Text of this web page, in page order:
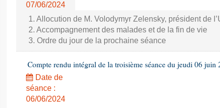
07/06/2024
1. Allocution de M. Volodymyr Zelensky, président de
2. Accompagnement des malades et de la fin de vie
3. Ordre du jour de la prochaine séance
Compte rendu intégral de la troisième séance du jeudi 06 juin
Date de
séance :
06/06/2024